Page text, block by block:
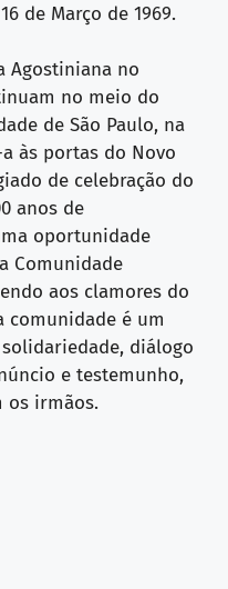
de Março de 1969.
Agostiniana no
no meio do
de São Paulo, na
às portas do Novo
de celebração do
anos de
oportunidade
Comunidade
aos clamores do
comunidade é um
diálogo
e testemunho,
os irmãos.